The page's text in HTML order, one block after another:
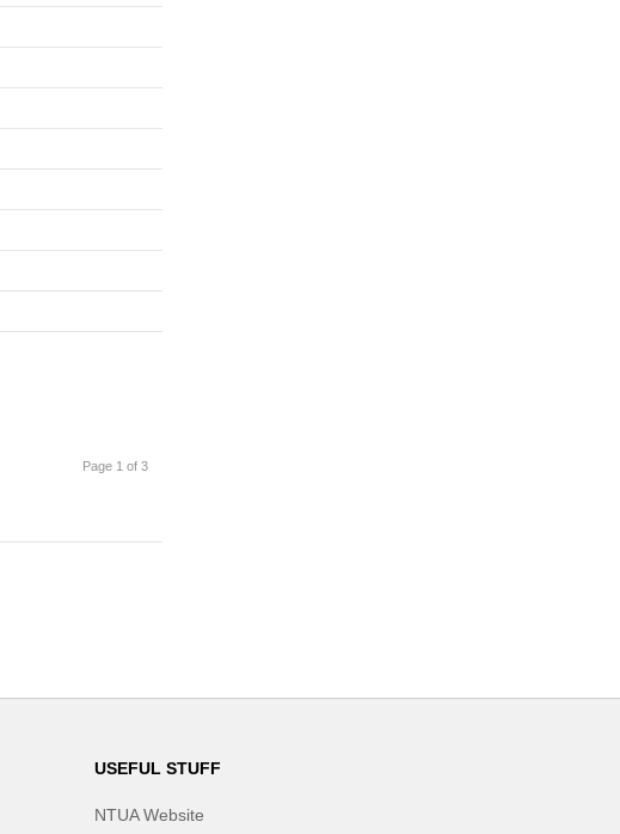
Page 1 of 3
USEFUL STUFF
NTUA Website